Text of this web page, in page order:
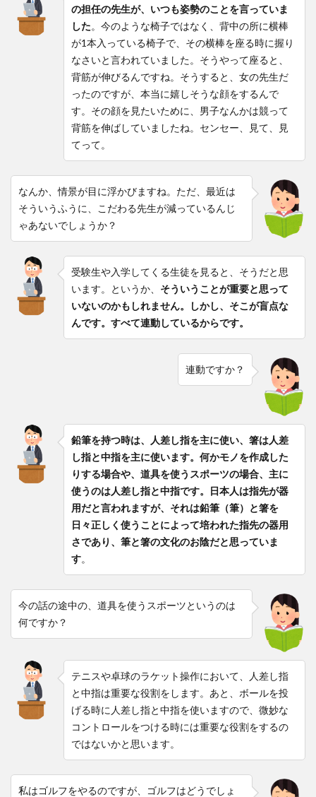
の担任の先生が、いつも姿勢のことを言っていま
した。今のような椅子ではなく、背中の所に横棒
が1本入っている椅子で、その横棒を座る時に握り
なさいと言われていました。そうやって座ると、
背筋が伸びるんですね。そうすると、女の先生だ
ったのですが、本当に嬉しそうな顔をするんで
す。その顔を見たいために、男子なんかは競って
背筋を伸ばしていましたね。センセー、見て、見
てって。
なんか、情景が目に浮かびますね。ただ、最近は
そういうふうに、こだわる先生が減っているんじ
ゃあないでしょうか？
受験生や入学してくる生徒を見ると、そうだと思
います。というか、 そういうことが重要と思って
いないのかもしれません。しかし、そこが盲点な
んです。すべて連動しているからです。
連動ですか？
鉛筆を持つ時は、人差し指を主に使い、箸は人差
し指と中指を主に使います。何かモノを作成した
りする場合や、道具を使うスポーツの場合、主に
使うのは人差し指と中指です。日本人は指先が器
用だと言われますが、それは鉛筆（筆）と箸を
日々正しく使うことによって培われた指先の器用
さであり、筆と箸の文化のお陰だと思っていま
す。
今の話の途中の、道具を使うスポーツというのは
何ですか？
テニスや卓球のラケット操作において、人差し指
と中指は重要な役割をします。あと、ボールを投
げる時に人差し指と中指を使いますので、微妙な
コントロールをつける時には重要な役割をするの
ではないかと思います。
私はゴルフをやるのですが、ゴルフはどうでしょ